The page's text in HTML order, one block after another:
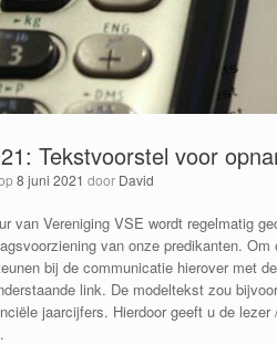
Tekstvoorstel voor
8 juni 2021 door David
van Vereniging VSE wordt regelmatig
van onze predikanten.
bij de communicatie hierover met
link. De modeltekst zou
jaarcijfers. Hierdoor geeft u de